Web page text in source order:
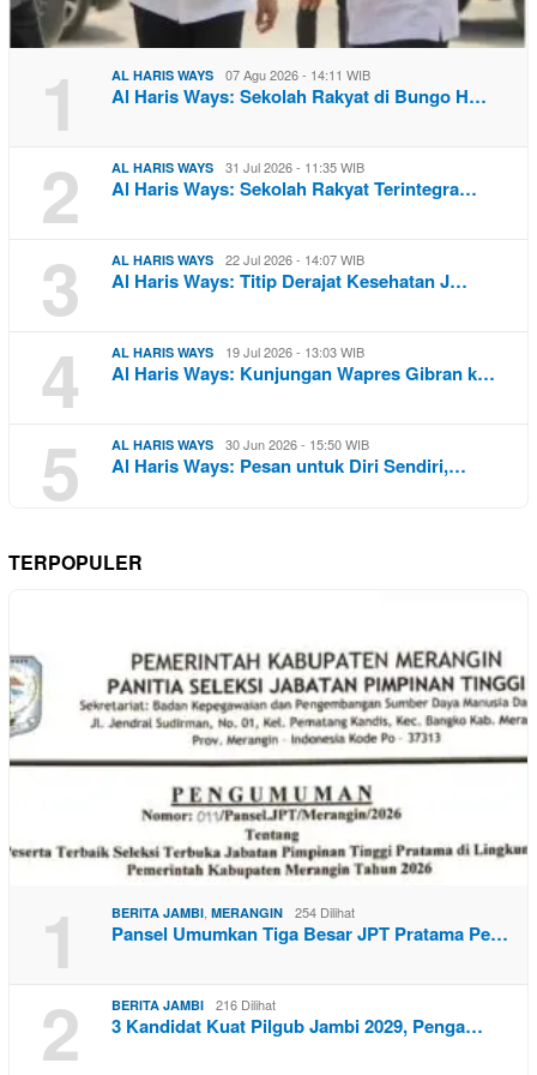
1 AL HARIS WAYS 07 Agu 2026 - 14:11 WIB
Al Haris Ways: Sekolah Rakyat di Bungo H…
2 AL HARIS WAYS 31 Jul 2026 - 11:35 WIB
Al Haris Ways: Sekolah Rakyat Terintegra…
3 AL HARIS WAYS 22 Jul 2026 - 14:07 WIB
Al Haris Ways: Titip Derajat Kesehatan J…
4 AL HARIS WAYS 19 Jul 2026 - 13:03 WIB
Al Haris Ways: Kunjungan Wapres Gibran k…
5 AL HARIS WAYS 30 Jun 2026 - 15:50 WIB
Al Haris Ways: Pesan untuk Diri Sendiri,…
TERPOPULER
1 BERITA JAMBI, MERANGIN 254 Dilihat
Pansel Umumkan Tiga Besar JPT Pratama Pe…
2 BERITA JAMBI 216 Dilihat
3 Kandidat Kuat Pilgub Jambi 2029, Penga…